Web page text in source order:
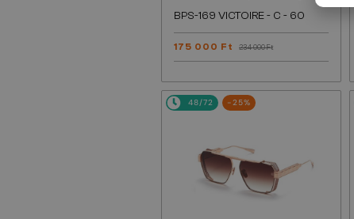
BPS-169 VICTOIRE - C - 60
175 000 Ft 234 000 Ft
48/72 -25%